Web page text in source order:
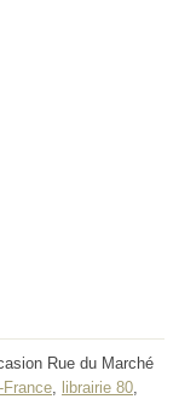
Rue du Marché
France, librairie 80,